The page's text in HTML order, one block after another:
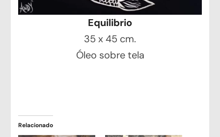
Equilibrio
35 x 45 cm.
Óleo sobre tela
Relacionado